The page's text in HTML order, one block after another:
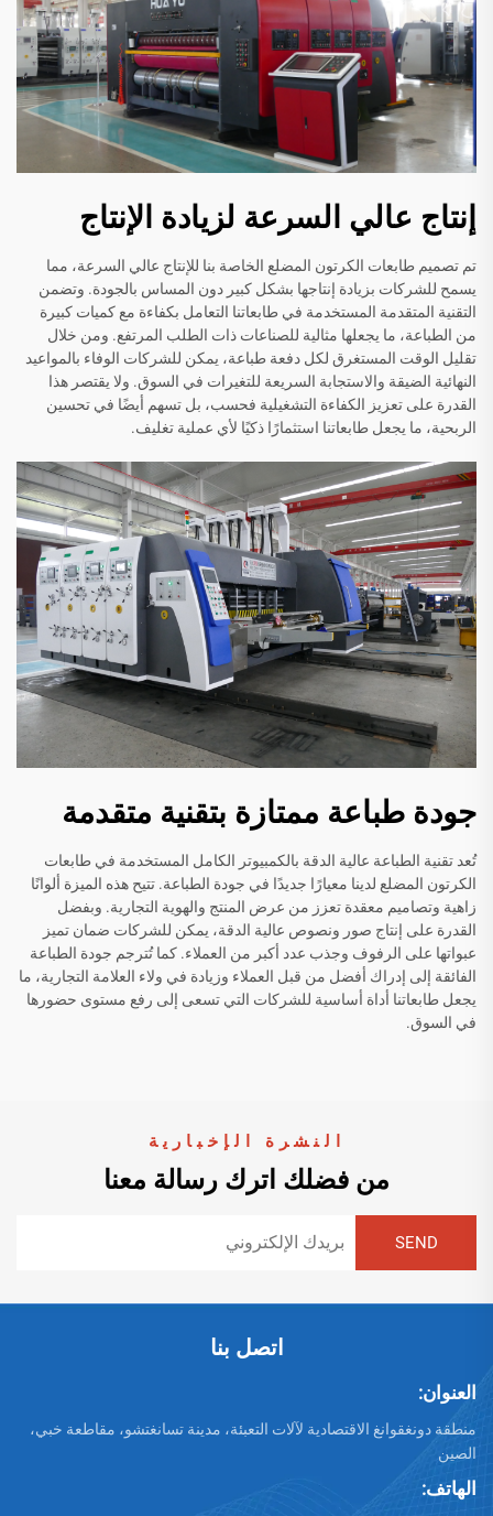
إنتاج عالي السرعة لزيادة الإنتاج
تم تصميم طابعات الكرتون المضلع الخاصة بنا للإنتاج عالي السرعة، مما
يسمح للشركات بزيادة إنتاجها بشكل كبير دون المساس بالجودة. وتضمن
التقنية المتقدمة المستخدمة في طابعاتنا التعامل بكفاءة مع كميات كبيرة
من الطباعة، ما يجعلها مثالية للصناعات ذات الطلب المرتفع. ومن خلال
تقليل الوقت المستغرق لكل دفعة طباعة، يمكن للشركات الوفاء بالمواعيد
النهائية الضيقة والاستجابة السريعة للتغيرات في السوق. ولا يقتصر هذا
القدرة على تعزيز الكفاءة التشغيلية فحسب، بل تسهم أيضًا في تحسين
الربحية، ما يجعل طابعاتنا استثمارًا ذكيًا لأي عملية تغليف.
جودة طباعة ممتازة بتقنية متقدمة
تُعد تقنية الطباعة عالية الدقة بالكمبيوتر الكامل المستخدمة في طابعات
الكرتون المضلع لدينا معيارًا جديدًا في جودة الطباعة. تتيح هذه الميزة ألوانًا
زاهية وتصاميم معقدة تعزز من عرض المنتج والهوية التجارية. وبفضل
القدرة على إنتاج صور ونصوص عالية الدقة، يمكن للشركات ضمان تميز
عبواتها على الرفوف وجذب عدد أكبر من العملاء. كما تُترجم جودة الطباعة
الفائقة إلى إدراك أفضل من قبل العملاء وزيادة في ولاء العلامة التجارية، ما
يجعل طابعاتنا أداة أساسية للشركات التي تسعى إلى رفع مستوى حضورها
في السوق.
النشرة الإخبارية
من فضلك اترك رسالة معنا
اتصل بنا
العنوان:
منطقة دونغقوانغ الاقتصادية لآلات التعبئة، مدينة تسانغتشو، مقاطعة خبي،
الصين
الهاتف: